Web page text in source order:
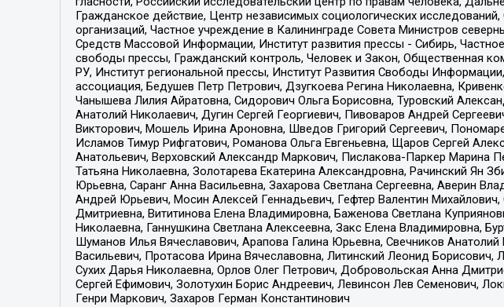
Гражданское действие, Центр независимых социологических
организаций, Частное учреждение в Калининграде Совета Министров
Средств Массовой Информации, Институт развития прессы - Сибирь,
свободы прессы, Гражданский контроль, Человек и Закон, Общественная
РУ, Институт региональной прессы, Институт Развития Свободы
ассоциация, Бедушев Петр Петрович, Дзугкоева Регина Николаевна,
Чанышева Лилия Айратовна, Сидорович Ольга Борисовна, Туровский
Анатолий Николаевич, Дугин Сергей Георгиевич, Пивоваров Андрей
Викторович, Мошель Ирина Ароновна, Шведов Григорий Сергеевич,
Исламов Тимур Рифгатович, Романова Ольга Евгеньевна, Щаров Сергей
Анатольевич, Верховский Александр Маркович, Пислакова-Паркер Марина
Татьяна Николаевна, Золотарева Екатерина Александровна, Рачинский Ян
Юрьевна, Саранг Анна Васильевна, Захарова Светлана Сергеевна, Аверин
Андрей Юрьевич, Мосин Алексей Геннадьевич, Гефтер Валентин
Дмитриевна, Вититинова Елена Владимировна, Баженова Светлана
Николаевна, Ганнушкина Светлана Алексеевна, Закс Елена Владимировна,
Шуманов Илья Вячеславович, Арапова Галина Юрьевна, Свечников
Васильевич, Протасова Ирина Вячеславовна, Литинский Леонид
Сухих Дарья Николаевна, Орлов Олег Петрович, Добровольская Анна
Сергей Ефимович, Золотухин Борис Андреевич, Левинсон Лев Семенович,
Генри Маркович, Захаров Герман Константинович